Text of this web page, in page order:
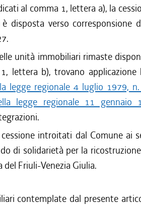
al comma 1, lettera a), la
disposta verso corresponsione
unità immobiliari rimaste
lettera b), trovano
legge regionale 4 luglio 1979,
legge regionale 11 gennaio
introitati dal Comune ai
di solidarietà per la
del Friuli-Venezia Giulia.
contemplate dal presente